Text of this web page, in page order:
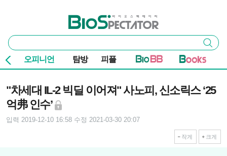
바이오스펙테이터
통
합
검
색
검색
오피니언 탐방 피플
"차세대 IL-2 빅딜 이어져" 사노피, 신소릭스 ‘25
억弗 인수’
입력 2019-12-10 16:58 수정 2021-03-30 20:07
작게 크게